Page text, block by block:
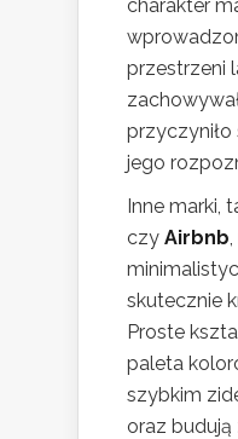
charakter
przestrzeni
przyczyniło
jego
Inne marki,
czy Airbnb
skutecznie
Proste
paleta
szybkim
oraz budują